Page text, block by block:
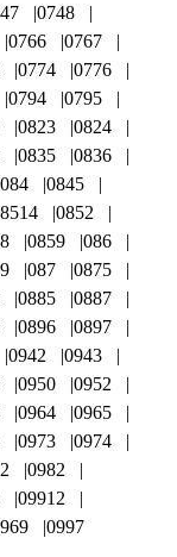
0748
0766
0767
0774
0776
0794
0795
0823
0824
0835
0836
084
0845
0852
0859
086
087
0875
0885
0887
0896
0897
0942
0943
0950
0952
0964
0965
0973
0974
0982
09912
0997